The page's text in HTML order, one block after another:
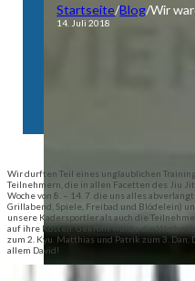
Startseite/Blog/Wir
14. Juli 2018
Wir durften Teil eines unglaublichen
Teilnehmern, die in allen Facetten des Jiu
Woche von 8. – 14. 7. die uns alles
Grillabend, Spiele, Freibad und Blödelein)
unsere Kadersportler als auch die
auf ihre Kosten. Gekrönt wurde die Woche
zum 2. Kyu Matthias und Patrik zum 3. Dan.
allem David!